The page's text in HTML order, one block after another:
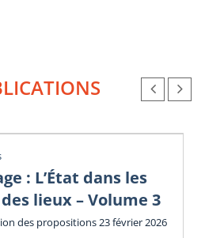
: L’État dans les
lieux – Volume 3
des propositions 23 février 2026